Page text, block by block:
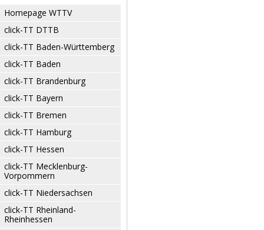
Homepage WTTV
click-TT DTTB
click-TT Baden-Württemberg
click-TT Baden
click-TT Brandenburg
click-TT Bayern
click-TT Bremen
click-TT Hamburg
click-TT Hessen
click-TT Mecklenburg-
Vorpommern
click-TT Niedersachsen
click-TT Rheinland-
Rheinhessen